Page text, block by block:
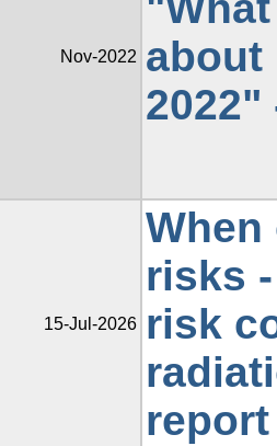
Nov-2022 about
2022"
15-Jul-2026
risks
risk
report